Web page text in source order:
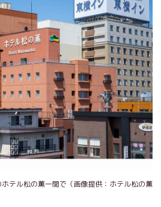
テル松の薫一関で（画像提供：ホテル松の薫